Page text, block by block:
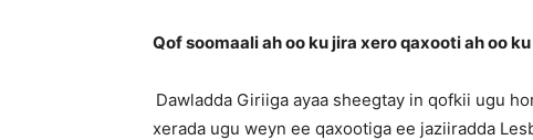
Qof soomaali ah oo ku jira xero qaxooti ah oo
Dawladda Giriiga ayaa sheegtay in qofkii ugu
xerada ugu weyn ee qaxootiga ee jaziiradda